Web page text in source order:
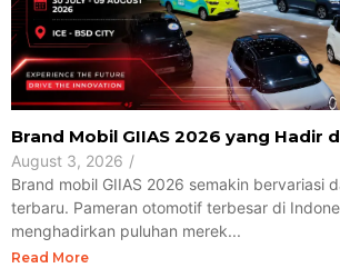
Brand Mobil GIIAS 2026 yang Hadir
August 3, 2026 /
Brand mobil GIIAS 2026 semakin bervariasi
terbaru. Pameran otomotif terbesar di
menghadirkan puluhan merek...
Read More